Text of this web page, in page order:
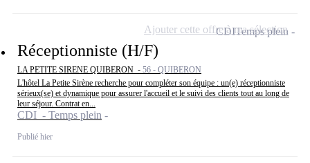
Réceptionniste (H/F)
LA PETITE SIRENE QUIBERON - 56 - QUIBERON
L'hôtel La Petite Sirène recherche pour compléter son équipe : un(e) réceptionniste
sérieux(se) et dynamique pour assurer l'accueil et le suivi des clients tout au long de
leur séjour. Contrat en...
CDI - Temps plein
Publié hier
CDITemps plein
Ajouter cette offre à ma sélection